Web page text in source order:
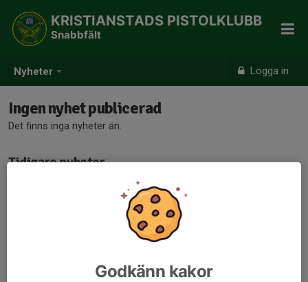
Nyheter Logga in
KRISTIANSTADS PISTOLKLUBB
Snabbfält
Ingen nyhet publicerad
Det finns inga nyheter än.
Tidigare nyheter
Det finns inga tidigare nyheter
Godkänn kakor